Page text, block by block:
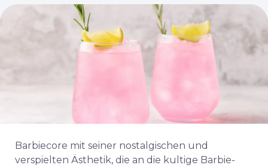
Barbiecore mit seiner nostalgischen und
verspielten Ästhetik, die an die kultige Barbie-